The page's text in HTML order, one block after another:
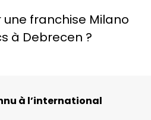
une franchise Milano
à Debrecen ?
à l’international